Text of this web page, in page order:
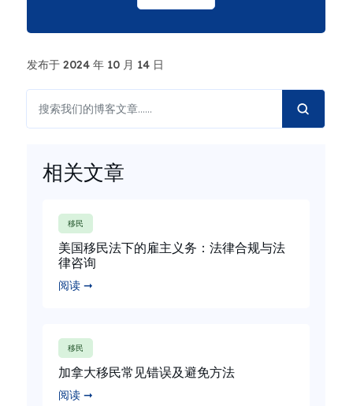
发布于 2024 年 10 月 14 日
相关文章
移民
美国移民法下的雇主义务：法律合规与法
律咨询
阅读 ➞
移民
加拿大移民常见错误及避免方法
阅读 ➞